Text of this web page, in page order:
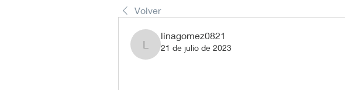
Volver
linagomez0821
linagomez0821
21 de julio de 2023